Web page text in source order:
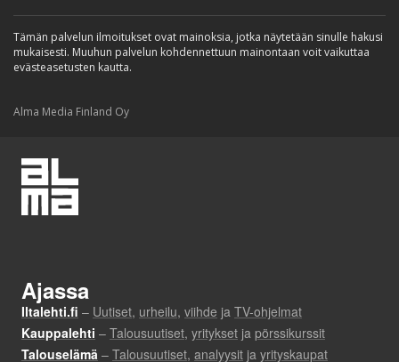
Tämän palvelun ilmoitukset ovat mainoksia, jotka näytetään sinulle hakusi
mukaisesti. Muuhun palvelun kohdennettuun mainontaan voit vaikuttaa
evästeasetusten kautta.
Alma Media Finland Oy